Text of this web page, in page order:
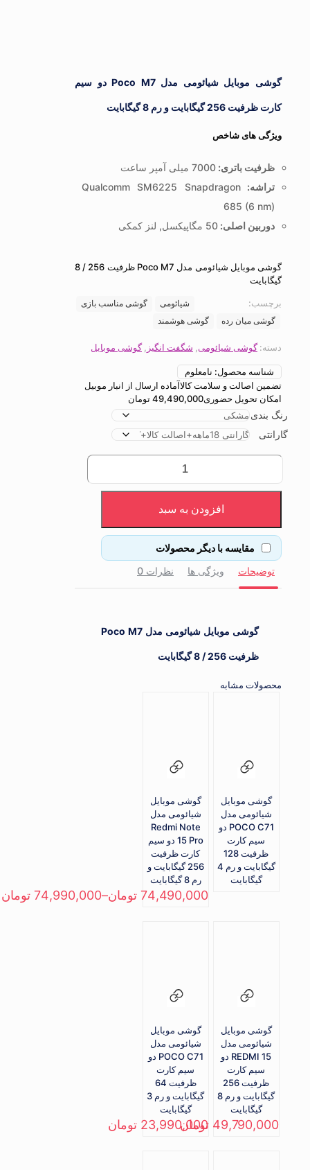
گوشی موبایل شیائومی مدل Poco M7 دو سیم
کارت ظرفیت 256 گیگابایت و رم 8 گیگابایت
ویژگی های شاخص
ظرفیت باتری: 7000 میلی آمپر ساعت
تراشه:Qualcomm SM6225 Snapdragon
685 (6 nm)
دوربین اصلی: 50 مگاپیکسل, لنز کمکی
گوشی موبایل شیائومی مدل Poco M7 ظرفیت 256 / 8
گیگابایت
برچسب: شیائومی
گوشی مناسب بازی
گوشی میان رده
گوشی هوشمند
دسته:گوشی شیائومی, شگفت انگیز ,گوشی موبایل
شناسه محصول: نامعلوم
تضمین اصالت و سلامت کالاآماده ارسال از انبار موبیل
امکان تحویل حضوری49,490,000تومان
رنگ بندی
گارانتی
M7
دو
سیم
ظرفیت
256
گیگابایت
افزودن به سبد
مقایسه با دیگر محصولات
توضیحات
ویژگی ها نظرات 0
گوشی موبایل شیائومی مدل Poco M7
ظرفیت 256 / 8 گیگابایت
محصولات مشابه
گوشی موبایل
شیائومی مدل
POCO C71 دو
سیم کارت
ظرفیت 128
گیگابایت و رم 4
گیگابایت
گوشی موبایل
شیائومی مدل
Redmi Note
15 Pro دو سيم‌
کارت ظرفیت
256 گیگابایت و
رم 8 گیگابایت
74,490,000 تومان–
74,990,000 تومان
گوشی موبایل
شیائومی مدل
REDMI 15 دو
سيم‌ کارت
ظرفیت 256
گیگابایت و رم 8
گیگابایت
49,790,000 تومان
گوشی موبایل
شیائومی مدل
POCO C71 دو
سیم کارت
ظرفیت 64
گیگابایت و رم 3
گیگابایت
23,990,000 تومان